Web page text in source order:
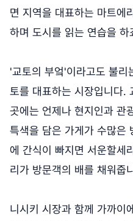
면 지역을 대표하는 마트에
하며 도시를 읽는 연습을 하
'교토의 부엌'이라고도 불리
토를 대표하는 시장입니다.
곳에는 언제나 현지인과 관
특색을 담은 가게가 수많은
에 간식이 빠지면 서운할세
리가 방문객의 배를 채워줍
니시키 시장과 함께 가까이